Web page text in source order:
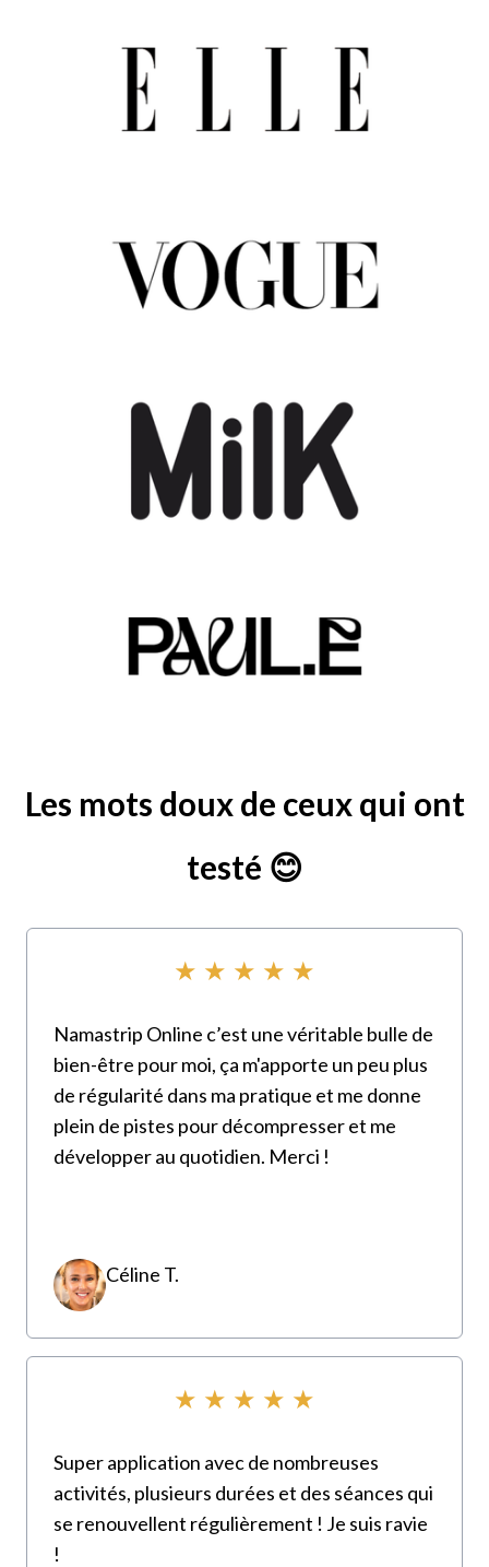
Les mots doux de ceux qui ont
testé 😊
★ ★ ★ ★ ★
Namastrip Online c’est une véritable bulle de
bien-être pour moi, ça m'apporte un peu plus
de régularité dans ma pratique et me donne
plein de pistes pour décompresser et me
développer au quotidien. Merci !
Céline T.
★ ★ ★ ★ ★
Super application avec de nombreuses
activités, plusieurs durées et des séances qui
se renouvellent régulièrement ! Je suis ravie
!